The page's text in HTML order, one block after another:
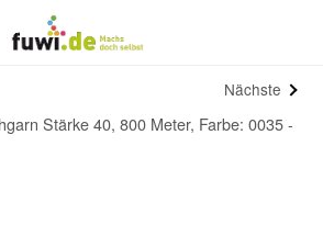
Nächste